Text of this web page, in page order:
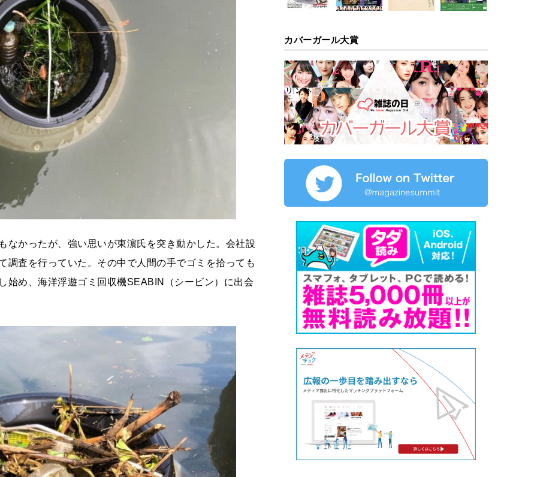
なかったが、強い思いが東濵氏を突き動かした。会社設
調査を行っていた。その中で人間の手でゴミを拾っても
始め、海洋浮遊ゴミ回収機SEABIN（シービン）に出会
カバーガール大賞